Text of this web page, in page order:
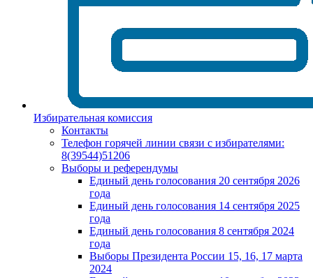
Избирательная комиссия
Контакты
Телефон горячей линии связи с избирателями:
8(39544)51206
Выборы и референдумы
Единый день голосования 20 сентября 2026
года
Единый день голосования 14 сентября 2025
года
Единый день голосования 8 сентября 2024
года
Выборы Президента России 15, 16, 17 марта
2024